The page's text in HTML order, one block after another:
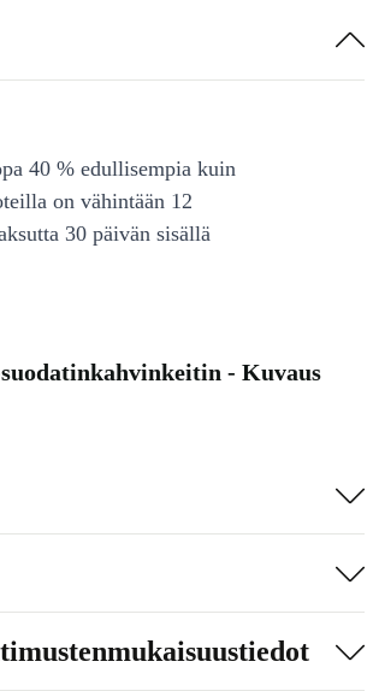
40 % edullisempia kuin
on vähintään 12
30 päivän sisällä
- Kuvaus